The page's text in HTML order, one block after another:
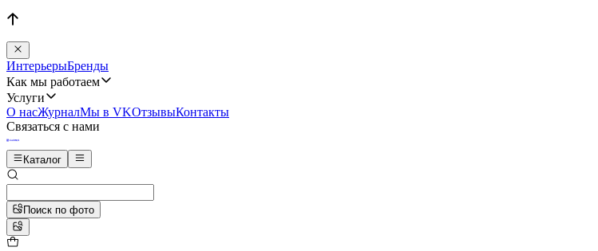
ИнтерьерыБренды
Как мы работаем
Услуги
О насЖурналМы в VKОтзывыКонтакты
Связаться с нами
Каталог
Поиск по фото